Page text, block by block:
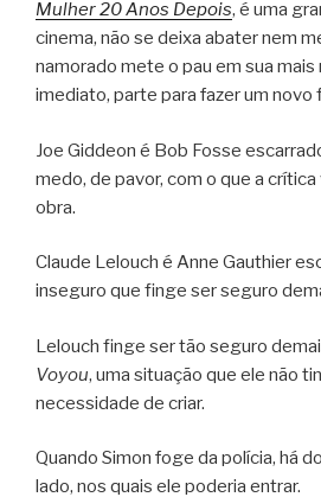
Mulher 20 Anos Depois, é uma
cinema, não se deixa abater nem
namorado mete o pau em sua
imediato, parte para fazer um novo
Joe Giddeon é Bob Fosse
medo, de pavor, com o que a
obra.
Claude Lelouch é Anne Gauthier
inseguro que finge ser seguro
Lelouch finge ser tão seguro
Voyou, uma situação que ele não
necessidade de criar.
Quando Simon foge da polícia, há
lado, nos quais ele poderia entrar.